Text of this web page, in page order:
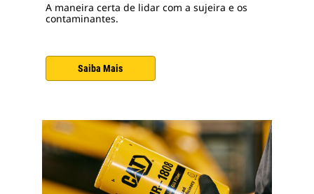
A maneira certa de lidar com a sujeira e os
contaminantes.
Saiba Mais